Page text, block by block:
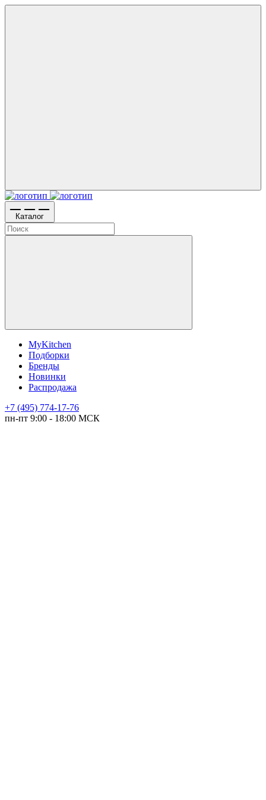
Каталог
MyKitchen
Подборки
Бренды
Новинки
Распродажа
+7 (495) 774-17-76
пн-пт 9:00 - 18:00 МСК